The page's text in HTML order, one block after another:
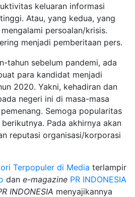
keluaran informasi
Atau, yang kedua, yang
persoalan/krisis.
menjadi pemberitaan pers.
tahun sebelum pandemi, ada
para kandidat menjadi
2020. Yakni, kehadiran dan
negeri ini di masa-masa
Semoga popularitas
Pada akhirnya akan
reputasi organisasi/korporasi
Terpopuler di Media terlampir
dan e-magazine PR INDONESIA
INDONESIA menyajikannya